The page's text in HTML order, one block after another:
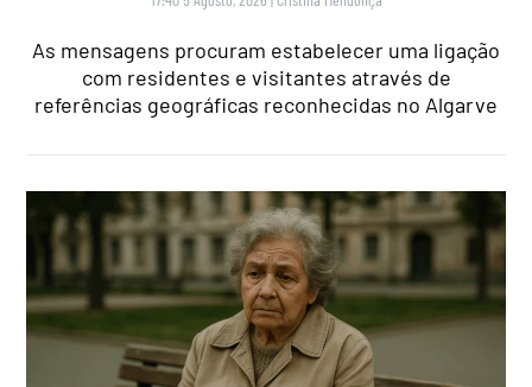
As mensagens procuram estabelecer uma ligação
com residentes e visitantes através de
referências geográficas reconhecidas no Algarve